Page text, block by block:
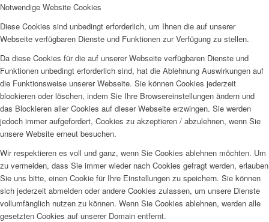
Notwendige Website Cookies
Diese Cookies sind unbedingt erforderlich, um Ihnen die auf unserer
Webseite verfügbaren Dienste und Funktionen zur Verfügung zu stellen.
Da diese Cookies für die auf unserer Webseite verfügbaren Dienste und
Funktionen unbedingt erforderlich sind, hat die Ablehnung Auswirkungen auf
die Funktionsweise unserer Webseite. Sie können Cookies jederzeit
blockieren oder löschen, indem Sie Ihre Browsereinstellungen ändern und
das Blockieren aller Cookies auf dieser Webseite erzwingen. Sie werden
jedoch immer aufgefordert, Cookies zu akzeptieren / abzulehnen, wenn Sie
unsere Website erneut besuchen.
Wir respektieren es voll und ganz, wenn Sie Cookies ablehnen möchten. Um
zu vermeiden, dass Sie immer wieder nach Cookies gefragt werden, erlauben
Sie uns bitte, einen Cookie für Ihre Einstellungen zu speichern. Sie können
sich jederzeit abmelden oder andere Cookies zulassen, um unsere Dienste
vollumfänglich nutzen zu können. Wenn Sie Cookies ablehnen, werden alle
gesetzten Cookies auf unserer Domain entfernt.